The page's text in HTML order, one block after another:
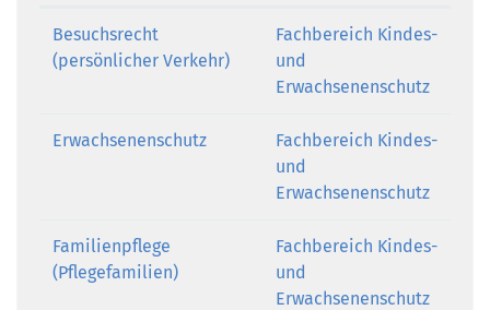
Besuchsrecht
(persönlicher Verkehr)
Fachbereich Kindes-
und
Erwachsenenschutz
Erwachsenenschutz
Fachbereich Kindes-
und
Erwachsenenschutz
Familienpflege
(Pflegefamilien)
Fachbereich Kindes-
und
Erwachsenenschutz